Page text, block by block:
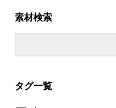
素材検索
タグ一覧